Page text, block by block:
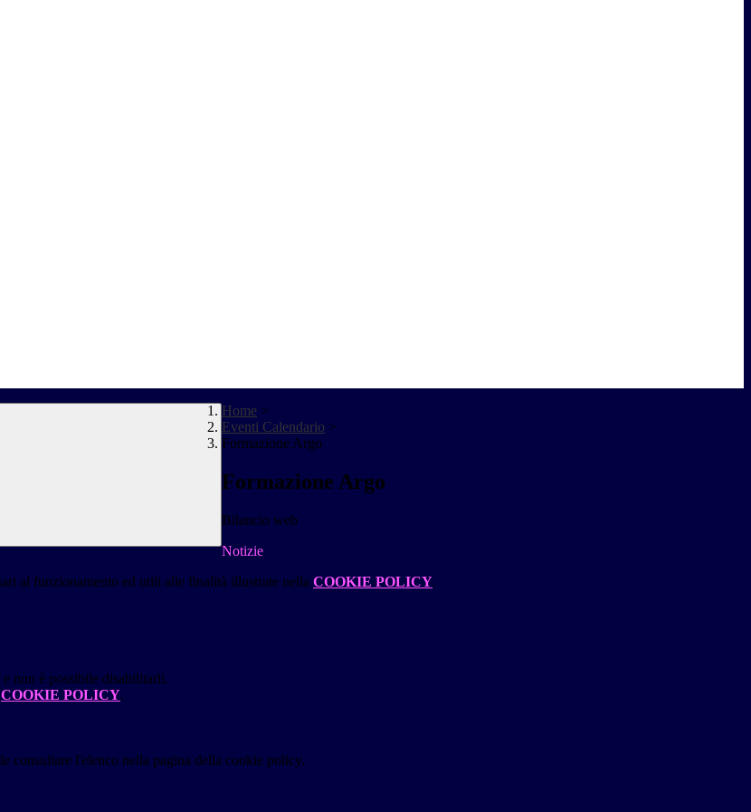
Home >
Eventi Calendario >
Formazione Argo
Formazione Argo
Bilancio web
Notizie
al funzionamento ed utili alle finalità illustrate nella COOKIE POLICY.
non è possibile disabilitarli.
COOKIE POLICY.
consultare l'elenco nella pagina della cookie policy.